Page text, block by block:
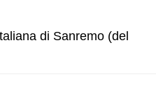
di Sanremo (del